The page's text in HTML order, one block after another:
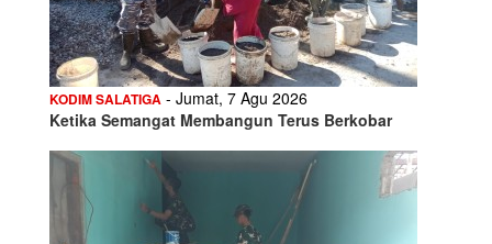
KODIM SALATIGA - Jumat, 7 Agu 2026
Ketika Semangat Membangun Terus Berkobar